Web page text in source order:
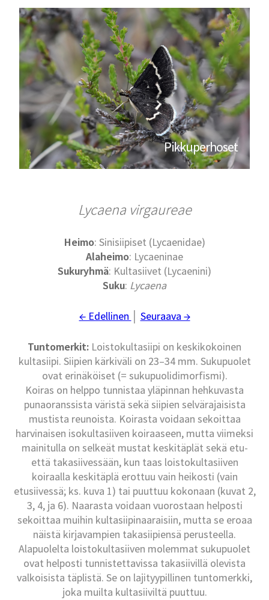
Pikkuperhoset
Lycaena virgaureae
Heimo: Sinisiipiset (Lycaenidae)
Alaheimo: Lycaeninae
Sukuryhmä: Kultasiivet (Lycaenini)
Suku: Lycaena
← Edellinen Seuraava →
Tuntomerkit: Loistokultasiipi on keskikokoinen
kultasiipi. Siipien kärkiväli on 23–34 mm. Sukupuolet
ovat erinäköiset (= sukupuolidimorfismi).
Koiras on helppo tunnistaa yläpinnan hehkuvasta
punaoranssista väristä sekä siipien selvärajaisista
mustista reunoista. Koirasta voidaan sekoittaa
harvinaisen isokultasiiven koiraaseen, mutta viimeksi
mainitulla on selkeät mustat keskitäplät sekä etu-
että takasiivessään, kun taas loistokultasiiven
koiraalla keskitäplä erottuu vain heikosti (vain
etusiivessä; ks. kuva 1) tai puuttuu kokonaan (kuvat 2,
3, 4, ja 6). Naarasta voidaan vuorostaan helposti
sekoittaa muihin kultasiipinaaraisiin, mutta se eroaa
näistä kirjavampien takasiipiensä perusteella.
Alapuolelta loistokultasiiven molemmat sukupuolet
ovat helposti tunnistettavissa takasiivillä olevista
valkoisista täplistä. Se on lajityypillinen tuntomerkki,
joka muilta kultasiiviltä puuttuu.